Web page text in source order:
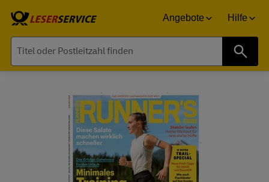
Angebote Hilfe